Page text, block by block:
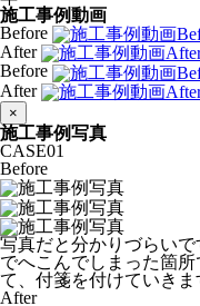
施工事例動画
Before
After
Before
After
×
施工事例写真
CASE01
Before
写真だと分かりづらい
でへこんでしまった箇
て、付箋を付けていきま
After